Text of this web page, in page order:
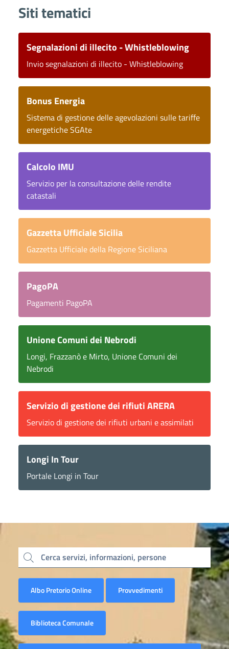
Siti tematici
Segnalazioni di illecito - Whistleblowing
Invio segnalazioni di illecito - Whistleblowing
Bonus Energia
Sistema di gestione delle agevolazioni sulle tariffe
energetiche SGAte
Calcolo IMU
Servizio per la consultazione delle rendite
catastali
Gazzetta Ufficiale Sicilia
Gazzetta Ufficiale della Regione Siciliana
PagoPA
Pagamenti PagoPA
Unione Comuni dei Nebrodi
Longi, Frazzanò e Mirto, Unione Comuni dei
Nebrodi
Servizio di gestione dei rifiuti ARERA
Servizio di gestione dei rifiuti urbani e assimilati
Longi In Tour
Portale Longi in Tour
Cerca servizi, informazioni, persone
Albo Pretorio Online Provvedimenti
Biblioteca Comunale